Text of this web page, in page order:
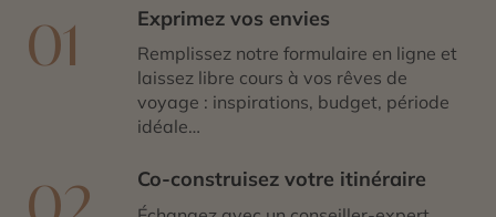
01 Exprimez vos envies
Remplissez notre formulaire en ligne et
laissez libre cours à vos rêves de
voyage : inspirations, budget, période
idéale…
Co-construisez votre itinéraire